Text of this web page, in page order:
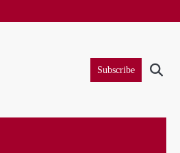
Subscribe